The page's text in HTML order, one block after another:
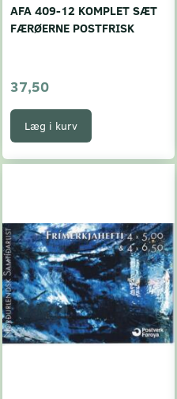
AFA 409-12 KOMPLET SÆT
FÆRØERNE POSTFRISK
37,50
Læg i kurv